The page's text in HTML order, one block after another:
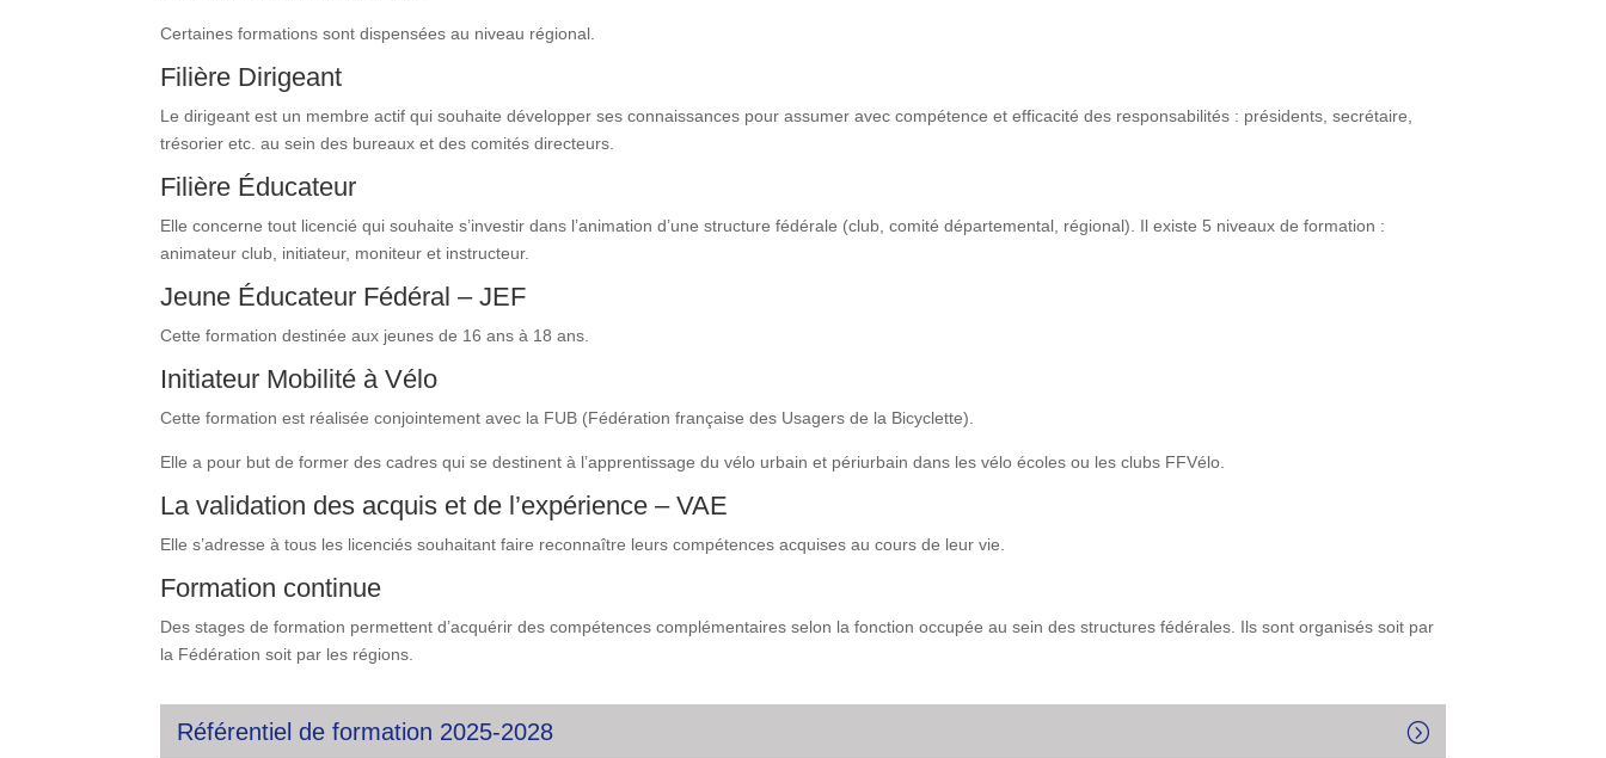
Certaines formations sont dispensées au niveau régional.
Filière Dirigeant
Le dirigeant est un membre actif qui souhaite développer ses connaissances pour assumer avec compétence et efficacité des responsabilités : présidents, secrétaire,
trésorier etc. au sein des bureaux et des comités directeurs.
Filière Éducateur
Elle concerne tout licencié qui souhaite s’investir dans l’animation d’une structure fédérale (club, comité départemental, régional). Il existe 5 niveaux de formation :
animateur club, initiateur, moniteur et instructeur.
Jeune Éducateur Fédéral – JEF
Cette formation destinée aux jeunes de 16 ans à 18 ans.
Initiateur Mobilité à Vélo
Cette formation est réalisée conjointement avec la FUB (Fédération française des Usagers de la Bicyclette).
Elle a pour but de former des cadres qui se destinent à l’apprentissage du vélo urbain et périurbain dans les vélo écoles ou les clubs FFVélo.
La validation des acquis et de l’expérience – VAE
Elle s’adresse à tous les licenciés souhaitant faire reconnaître leurs compétences acquises au cours de leur vie.
Formation continue
Des stages de formation permettent d’acquérir des compétences complémentaires selon la fonction occupée au sein des structures fédérales. Ils sont organisés soit par
la Fédération soit par les régions.
Référentiel de formation 2025-2028